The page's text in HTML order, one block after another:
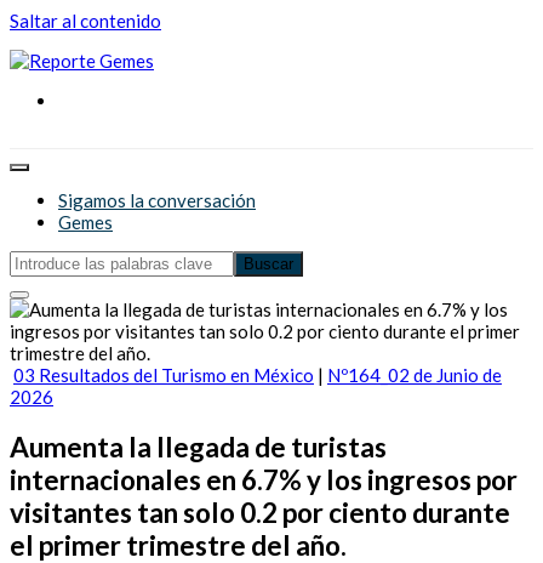
Saltar al contenido
Reporte Gemes
Sigamos la conversación
Gemes
03 Resultados del Turismo en México | Nº164_02 de Junio de
2026
Aumenta la llegada de turistas
internacionales en 6.7% y los ingresos por
visitantes tan solo 0.2 por ciento durante
el primer trimestre del año.